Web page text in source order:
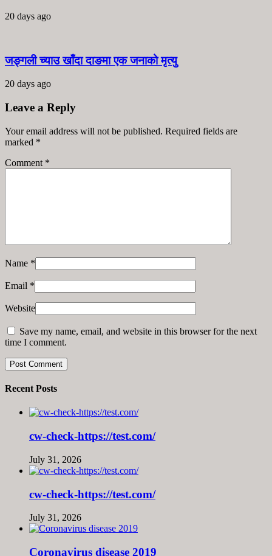
20 days ago
जङ्गली च्याउ खाँदा दाङमा एक जनाको मृत्यु
20 days ago
Leave a Reply
Your email address will not be published. Required fields are
marked *
Comment *
Name *
Email *
Website
Save my name, email, and website in this browser for the next
time I comment.
Recent Posts
cw-check-https://test.com/
July 31, 2026
cw-check-https://test.com/
July 31, 2026
Coronavirus disease 2019